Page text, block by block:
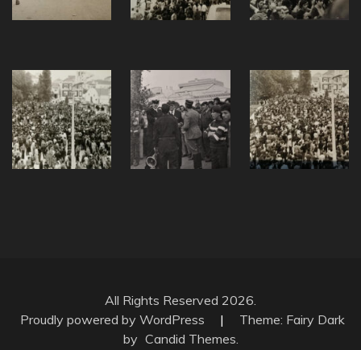
All Rights Reserved 2026.
Proudly powered by WordPress
|
Theme: Fairy Dark
by Candid Themes.